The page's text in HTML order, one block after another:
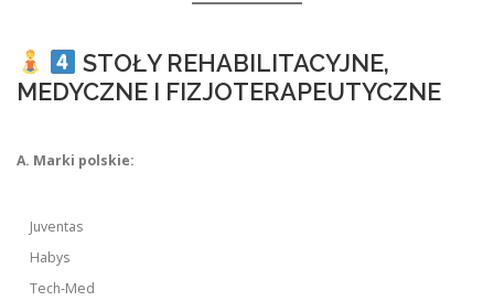
STOŁY REHABILITACYJNE,
MEDYCZNE I FIZJOTERAPEUTYCZNE
A. Marki polskie:
Juventas
Habys
Tech-Med